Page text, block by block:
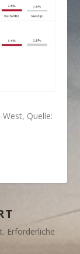
Quelle:
Erforderliche